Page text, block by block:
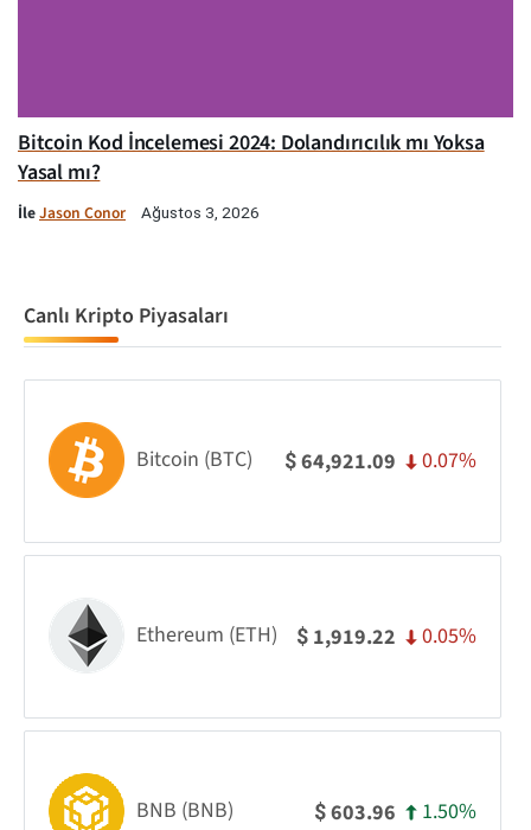
Bitcoin Kod İncelemesi 2024: Dolandırıcılık mı Yoksa
Yasal mı?
İleJason Conor Ağustos 3, 2026
Canlı Kripto Piyasaları
Bitcoin (BTC) $64,921.09 0.07%
Ethereum (ETH) $ 1,919.22 0.05%
BNB (BNB) $603.96 1.50%